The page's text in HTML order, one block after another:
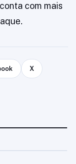
com mais
X